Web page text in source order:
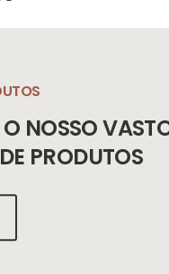
NOSSO
PRODUTOS